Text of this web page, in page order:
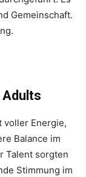
Gemeinschaft.
Adults
voller Energie,
Balance im
Talent sorgten
Stimmung im